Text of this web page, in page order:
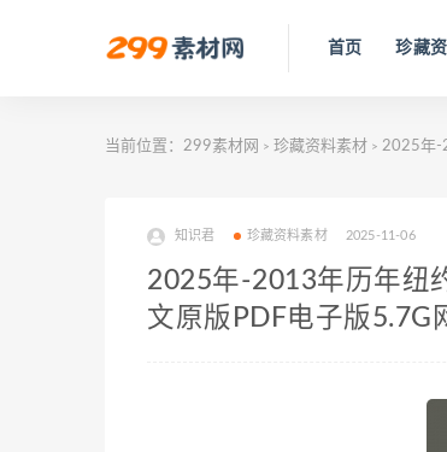
首页 珍藏
当前位置： 299素材网 > 珍藏资料素材 > 2025年-
知识君 珍藏资料素材 2025-11-06
2025年-2013年历年纽
文原版PDF电子版